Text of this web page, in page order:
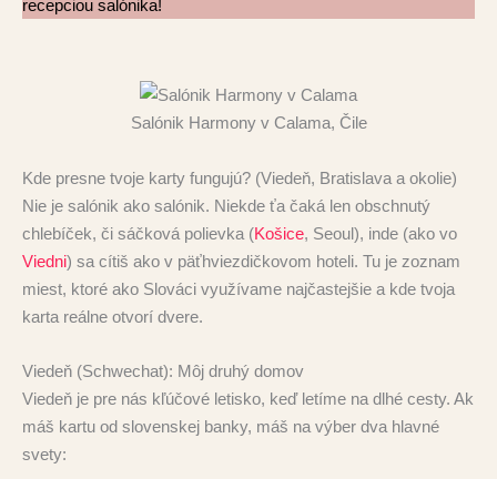
recepciou salónika!
Salónik Harmony v Calama, Čile
Kde presne tvoje karty fungujú? (Viedeň, Bratislava a okolie)
Nie je salónik ako salónik. Niekde ťa čaká len obschnutý
chlebíček, či sáčková polievka (Košice, Seoul), inde (ako vo
Viedni) sa cítiš ako v päťhviezdičkovom hoteli. Tu je zoznam
miest, ktoré ako Slováci využívame najčastejšie a kde tvoja
karta reálne otvorí dvere.
Viedeň (Schwechat): Môj druhý domov
Viedeň je pre nás kľúčové letisko, keď letíme na dlhé cesty. Ak
máš kartu od slovenskej banky, máš na výber dva hlavné
svety: